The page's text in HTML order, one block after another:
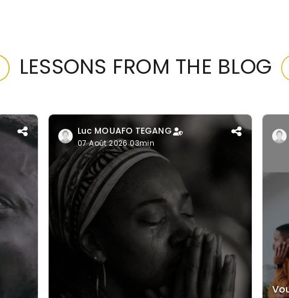
LESSONS FROM THE BLOG
Luc MOUAFO TEGANG
07 Août 2026 03min